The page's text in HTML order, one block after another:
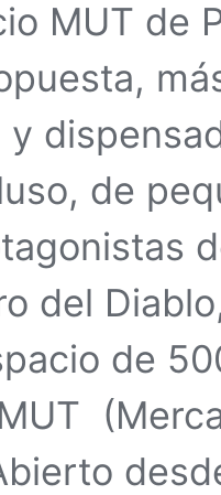
MUT de
de
del
de